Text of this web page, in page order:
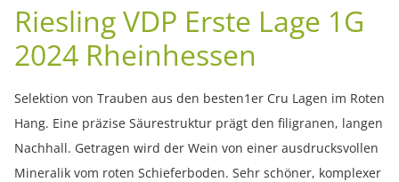
Riesling VDP Erste Lage 1G
2024 Rheinhessen
Selektion von Trauben aus den besten1er Cru Lagen im Roten
Hang. Eine präzise Säurestruktur prägt den filigranen, langen
Nachhall. Getragen wird der Wein von einer ausdrucksvollen
Mineralik vom roten Schieferboden. Sehr schöner, komplexer